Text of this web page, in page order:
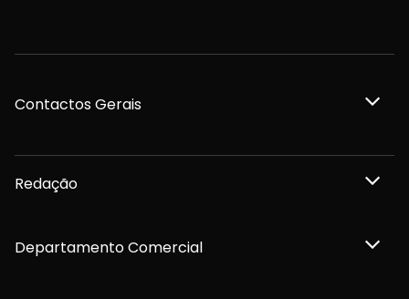
Contactos Gerais
Redação
Departamento Comercial